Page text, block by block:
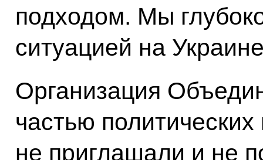
подходом. Мы
ситуацией на
Организация
частью
не приглашали и не